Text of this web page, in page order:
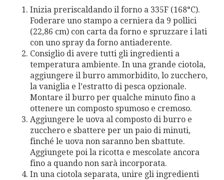
Inizia preriscaldando il forno a 335F (168°C).
Foderare uno stampo a cerniera da 9 pollici
(22,86 cm) con carta da forno e spruzzare i lati
con uno spray da forno antiaderente.
Consiglio di avere tutti gli ingredienti a
temperatura ambiente. In una grande ciotola,
aggiungere il burro ammorbidito, lo zucchero,
la vaniglia e l’estratto di pesca opzionale.
Montare il burro per qualche minuto fino a
ottenere un composto spumoso e cremoso.
Aggiungere le uova al composto di burro e
zucchero e sbattere per un paio di minuti,
finché le uova non saranno ben sbattute.
Aggiungete poi la ricotta e mescolate ancora
fino a quando non sarà incorporata.
In una ciotola separata, unire gli ingredienti